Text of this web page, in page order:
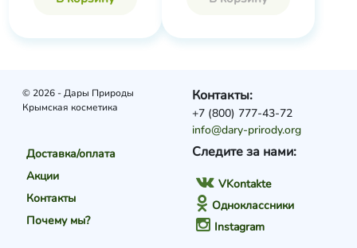
© 2026 - Дары Природы
Крымская косметика
Доставка/оплата
Акции
Контакты
Почему мы?
Следите за нами:
VKontakte
Одноклассники
Instagram
Контакты:
+7 (800) 777-43-72
info@dary-prirody.org